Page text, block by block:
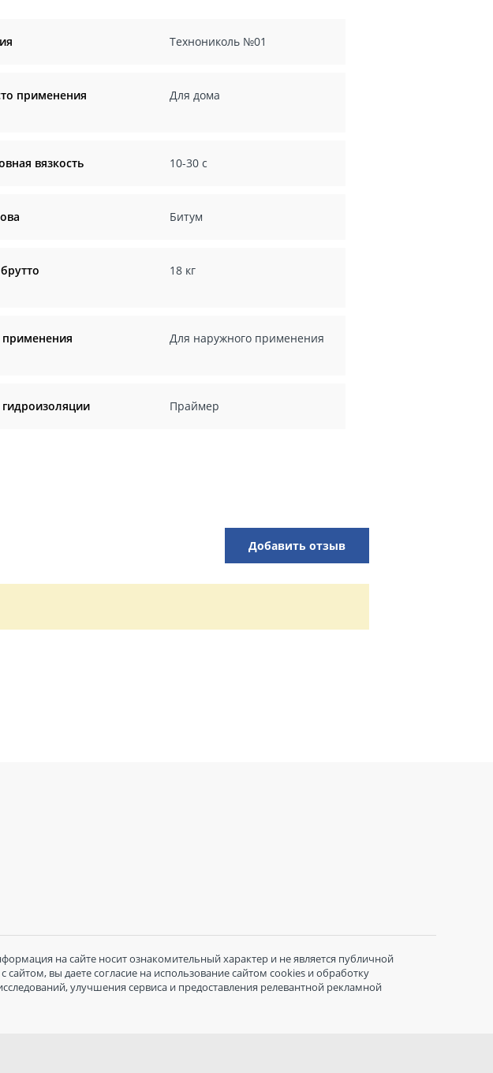
Технониколь №01
применения Для дома
вязкость 10-30 с
Битум
18 кг
применения Для наружного применения
Праймер
Добавить отзыв
на сайте носит ознакомительный характер и не является публичной
вы даете согласие на использование сайтом cookies и обработку
улучшения сервиса и предоставления релевантной рекламной